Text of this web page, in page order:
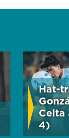
Hat-
Celta
4)